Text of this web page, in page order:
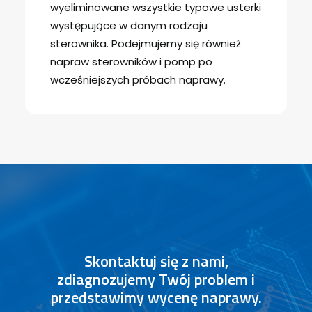
wyeliminowane wszystkie typowe usterki
występujące w danym rodzaju
sterownika. Podejmujemy się również
napraw sterowników i pomp po
wcześniejszych próbach naprawy.
Skontaktuj się z nami,
zdiagnozujemy Twój problem i
przedstawimy wycenę naprawy.